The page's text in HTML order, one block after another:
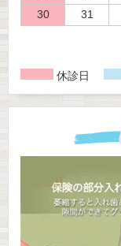
30
31
休診日